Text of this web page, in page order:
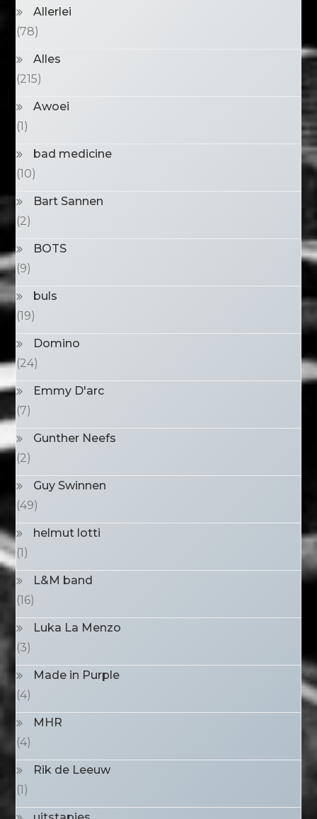
Allerlei
(78)
Alles
(215)
Awoei
(1)
bad medicine
(10)
Bart Sannen
(2)
BOTS
(9)
buls
(19)
Domino
(24)
Emmy D'arc
(7)
Gunther Neefs
(2)
Guy Swinnen
(49)
helmut lotti
(1)
L&M band
(16)
Luka La Menzo
(3)
Made in Purple
(4)
MHR
(4)
Rik de Leeuw
(1)